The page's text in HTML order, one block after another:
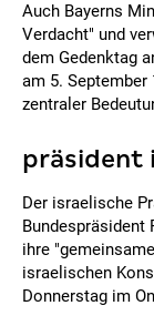
Auch Bayerns
Verdacht" und
dem Gedenktag
am 5. September
zentraler
präsident
Der israelische
Bundespräsident
ihre
israelischen
Donnerstag im